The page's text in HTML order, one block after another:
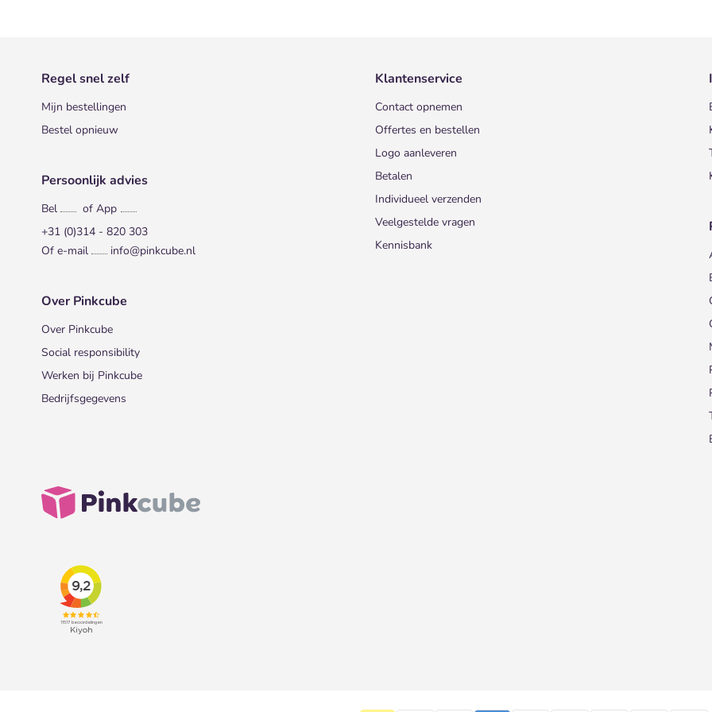
Regel snel zelf
Mijn bestellingen
Bestel opnieuw
Persoonlijk advies
Bel
of App
+31 (0)314 - 820 303
Of e-mail
info@pinkcube.nl
Over Pinkcube
Over Pinkcube
Social responsibility
Werken bij Pinkcube
Bedrijfsgegevens
Klantenservice
Contact opnemen
Offertes en bestellen
Logo aanleveren
Betalen
Individueel verzenden
Veelgestelde vragen
Kennisbank